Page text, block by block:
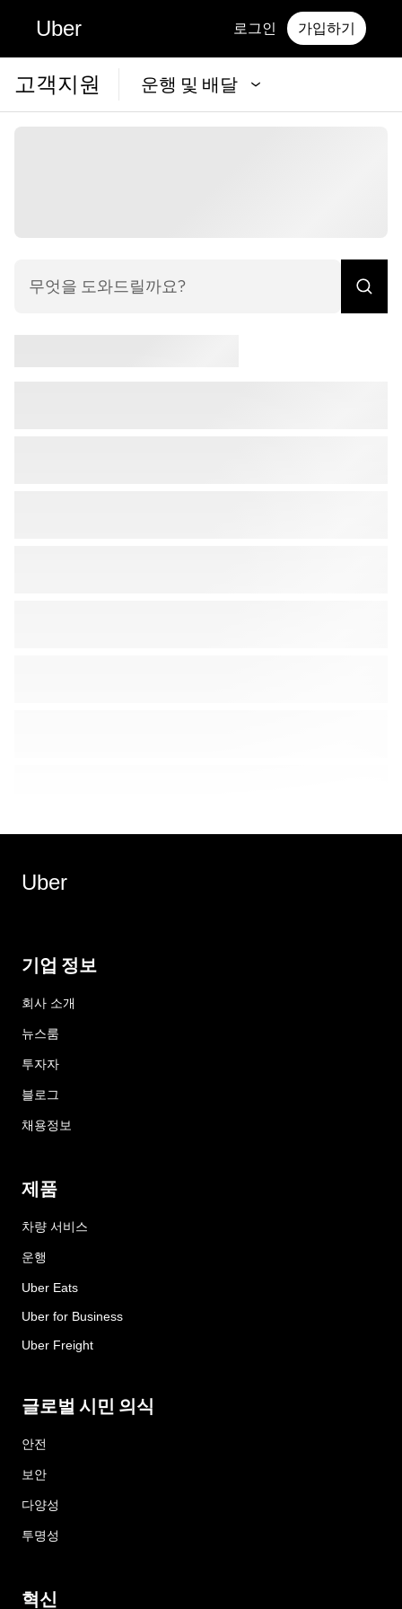
Uber 로그인 가입하기
고객지원 운행 및 배달
Uber
기업 정보
회사 소개
뉴스룸
투자자
블로그
채용정보
제품
차량 서비스
운행
Uber Eats
Uber for Business
Uber Freight
글로벌 시민 의식
안전
보안
다양성
투명성
혁신